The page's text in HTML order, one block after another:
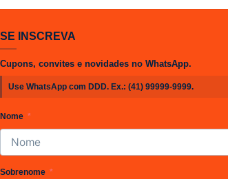
SE INSCREVA
Cupons, convites e novidades no WhatsApp.
Use WhatsApp com DDD. Ex.: (41) 99999-9999.
Nome
Sobrenome